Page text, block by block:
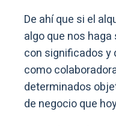
De ahí que si el
algo que nos
con significados y
como
determinados
de negocio que